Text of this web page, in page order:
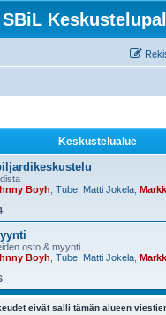
SBiL
Keskustelualue
Boyh Tube Matti Jokela
osto & myynti
Boyh Tube Matti Jokela
eivät salli tämän alueen